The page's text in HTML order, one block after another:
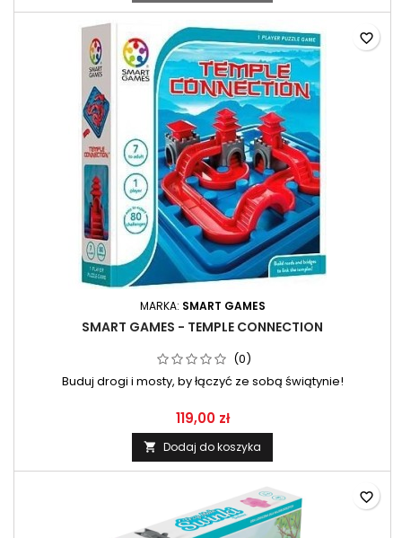
MARKA: SMART GAMES
SMART GAMES - TEMPLE CONNECTION
(0)
Buduj drogi i mosty, by łączyć ze sobą świątynie!
119,00 zł
 Dodaj do koszyka
favorite_border
favorite_border